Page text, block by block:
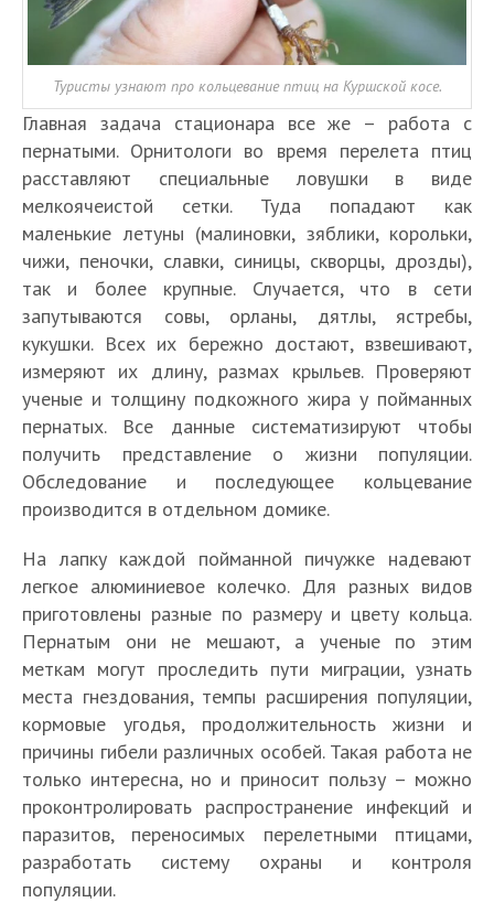
Туристы узнают про кольцевание птиц на Куршской косе.
Главная задача стационара все же – работа с
пернатыми. Орнитологи во время перелета птиц
расставляют специальные ловушки в виде
мелкоячеистой сетки. Туда попадают как
маленькие летуны (малиновки, зяблики, корольки,
чижи, пеночки, славки, синицы, скворцы, дрозды),
так и более крупные. Случается, что в сети
запутываются совы, орланы, дятлы, ястребы,
кукушки. Всех их бережно достают, взвешивают,
измеряют их длину, размах крыльев. Проверяют
ученые и толщину подкожного жира у пойманных
пернатых. Все данные систематизируют чтобы
получить представление о жизни популяции.
Обследование и последующее кольцевание
производится в отдельном домике.
На лапку каждой пойманной пичужке надевают
легкое алюминиевое колечко. Для разных видов
приготовлены разные по размеру и цвету кольца.
Пернатым они не мешают, а ученые по этим
меткам могут проследить пути миграции, узнать
места гнездования, темпы расширения популяции,
кормовые угодья, продолжительность жизни и
причины гибели различных особей. Такая работа не
только интересна, но и приносит пользу – можно
проконтролировать распространение инфекций и
паразитов, переносимых перелетными птицами,
разработать систему охраны и контроля
популяции.